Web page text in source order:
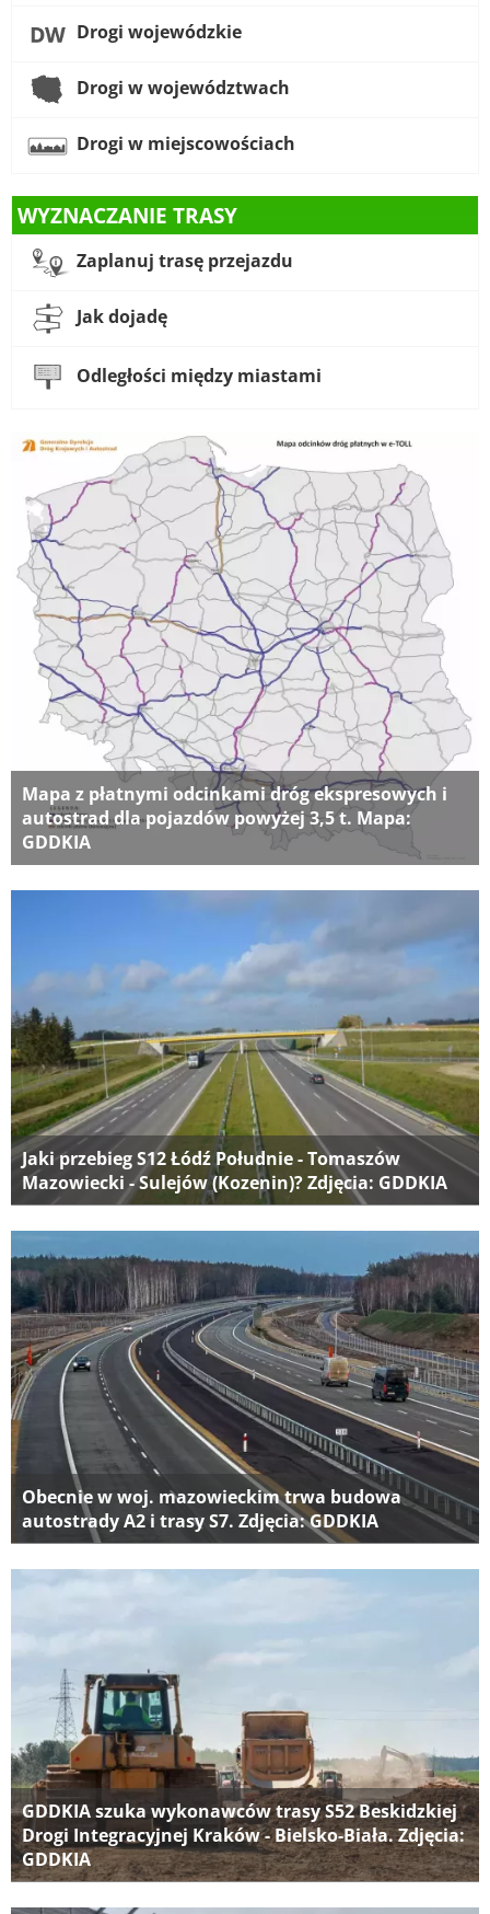
Drogi wojewódzkie
Drogi w województwach
Drogi w miejscowościach
WYZNACZANIE TRASY
Zaplanuj trasę przejazdu
Jak dojadę
Odległości między miastami
Mapa z płatnymi odcinkami dróg ekspresowych i
autostrad dla pojazdów powyżej 3,5 t. Mapa:
GDDKIA
Jaki przebieg S12 Łódź Południe - Tomaszów
Mazowiecki - Sulejów (Kozenin)? Zdjęcia: GDDKIA
Obecnie w woj. mazowieckim trwa budowa
autostrady A2 i trasy S7. Zdjęcia: GDDKIA
GDDKIA szuka wykonawców trasy S52 Beskidzkiej
Drogi Integracyjnej Kraków - Bielsko-Biała. Zdjęcia:
GDDKIA